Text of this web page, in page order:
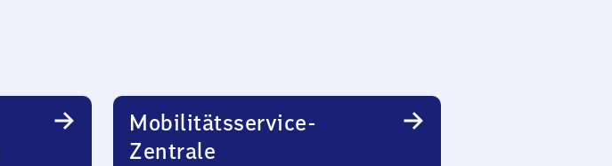
Mobilitätsservice-
Zentrale